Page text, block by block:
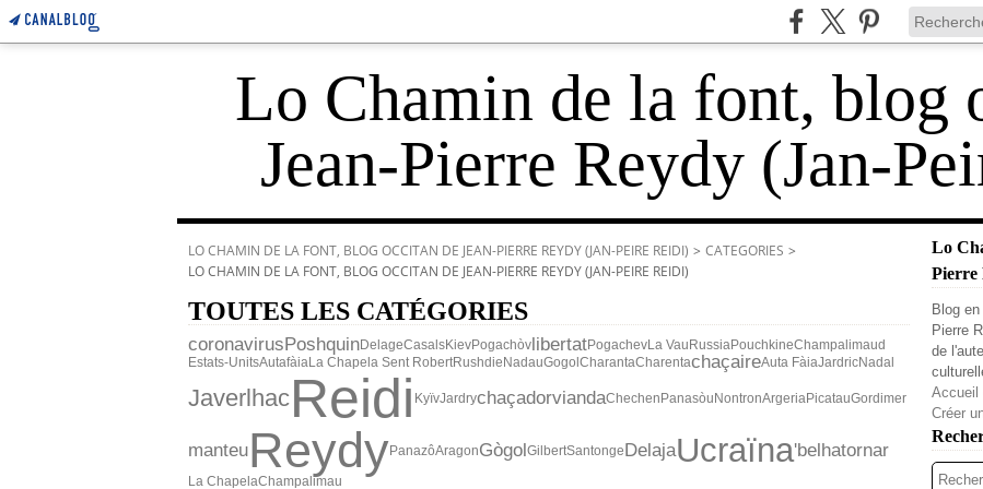
Lo Chamin de la font, blog
Jean-Pierre Reydy (Jan-
LO CHAMIN DE LA FONT, BLOG OCCITAN DE JEAN-PIERRE REYDY (JAN-PEIRE REIDI) > CATEGORIES >
LO CHAMIN DE LA FONT, BLOG OCCITAN DE JEAN-PIERRE REYDY (JAN-PEIRE REIDI)
TOUTES LES CATÉGORIES
coronavirusPoshquinDelageCasalsKievPogachòvlibertatPogachevLa Vau RussiaPouchkineChampalimaud
Estats-UnitsAutafàiaLa Chapela Sent RobertRushdie NadauGogol CharantaCharentachaçaireAuta FàiaJardricNadal
JaverlhacReidi KyïvJardrychaçadorviandaChechen Panasòu NontronArgeriaPicatauGordimer
manteuReydyPanazôAragonGògolGilbertSantongeDelajaUcraïna'belhatornar
La ChapelaChampalimau
Lo
Pierre
Blog
Pierre
de
Accueil
Créer